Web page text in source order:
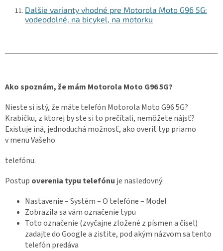
Dalšie varianty vhodné pre Motorola Moto G96 5G:
vodeodolné, na bicykel, na motorku
Ako spoznám, že mám Motorola Moto G96 5G?
Nieste si istý, že máte telefón Motorola Moto G96 5G?
Krabičku, z ktorej by ste si to prečítali, nemôžete nájsť?
Existuje iná, jednoduchá možnosť, ako overiť typ priamo
v menu Vašeho
telefónu.
Postup overenia typu telefónu je nasledovný:
Nastavenie – Systém – O telefóne – Model
Zobrazila sa vám označenie typu
Toto označenie (zvyčajne zložené z písmen a čísel)
zadajte do Google a zistite, pod akým názvom sa tento
telefón predáva